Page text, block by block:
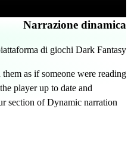
Narrazione dinamica
di giochi Dark Fantasy
as if someone were reading
player up to date and
section of Dynamic narration